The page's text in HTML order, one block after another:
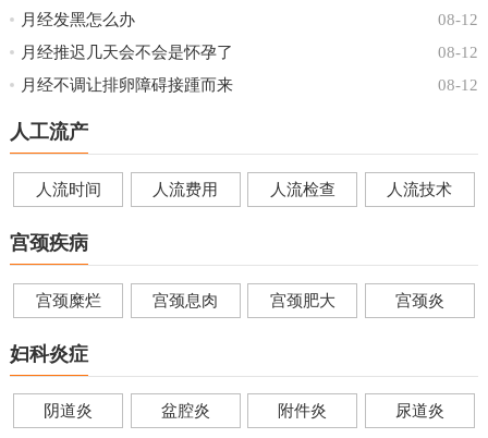
08-12
月经发黑怎么办
08-12
月经推迟几天会不会是怀孕了
08-12
月经不调让排卵障碍接踵而来
人工流产
人流时间 人流费用 人流检查 人流技术
宫颈疾病
宫颈糜烂 宫颈息肉 宫颈肥大 宫颈炎
妇科炎症
阴道炎 盆腔炎 附件炎 尿道炎